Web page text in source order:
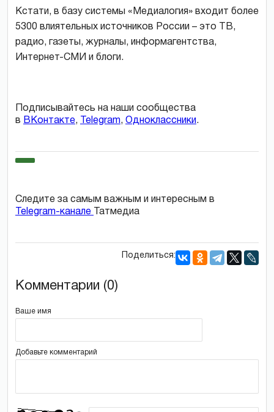
Кстати, в базу системы «Медиалогия» входит более
5300 влиятельных источников России – это ТВ,
радио, газеты, журналы, информагентства,
Интернет-СМИ и блоги.
Подписывайтесь на наши сообщества
в ВКонтакте, Telegram, Одноклассники.
Следите за самым важным и интересным в
Telegram-канале
Татмедиа
Поделиться:
Комментарии (0)
Ваше имя
Добавьте комментарий